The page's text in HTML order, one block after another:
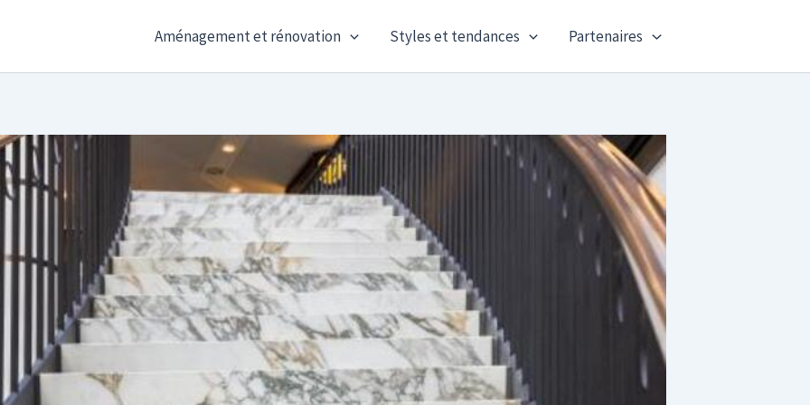
Aménagement et rénovation Styles et tendances Partenaires